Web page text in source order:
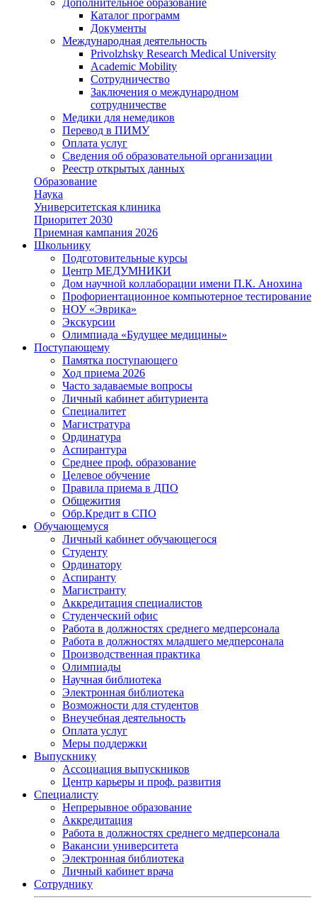
Каталог программ
Документы
Международная деятельность
Privolzhsky Research Medical University
Academic Mobility
Сотрудничество
Заключения о международном
сотрудничестве
Медики для немедиков
Перевод в ПИМУ
Оплата услуг
Сведения об образовательной организации
Реестр открытых данных
Образование
Наука
Университетская клиника
Приоритет 2030
Приемная кампания 2026
Школьнику
Подготовительные курсы
Центр МЕДУМНИКИ
Дом научной коллаборации имени П.К. Анохина
Профориентационное компьютерное тестирование
НОУ «Эврика»
Экскурсии
Олимпиада «Будущее медицины»
Поступающему
Памятка поступающего
Ход приема 2026
Часто задаваемые вопросы
Личный кабинет абитуриента
Специалитет
Магистратура
Ординатура
Аспирантура
Среднее проф. образование
Целевое обучение
Правила приема в ДПО
Общежития
Обр.Кредит в СПО
Обучающемуся
Личный кабинет обучающегося
Студенту
Ординатору
Аспиранту
Магистранту
Аккредитация специалистов
Студенческий офис
Работа в должностях среднего медперсонала
Работа в должностях младшего медперсонала
Производственная практика
Олимпиады
Научная библиотека
Электронная библиотека
Возможности для студентов
Внеучебная деятельность
Оплата услуг
Меры поддержки
Выпускнику
Ассоциация выпускников
Центр карьеры и проф. развития
Специалисту
Непрерывное образование
Аккредитация
Работа в должностях среднего медперсонала
Вакансии университета
Электронная библиотека
Личный кабинет врача
Сотруднику